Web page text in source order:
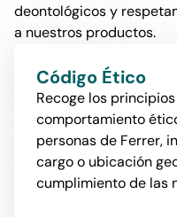
deontológicos y
a nuestros productos.
Código Ético
Recoge los
comportamiento
personas de Ferrer,
cargo o ubicación
cumplimiento de las